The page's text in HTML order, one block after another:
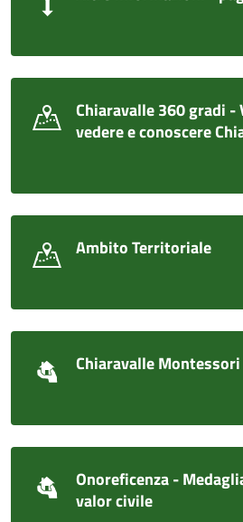
Chiaravalle 360 gradi
vedere e conoscere
Ambito Territoriale
Chiaravalle Montessori
Onoreficenza -
valor civile